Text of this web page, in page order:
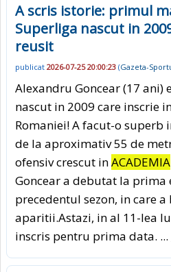
A scris istorie: primul
Superliga nascut in
reusit
publicat 2026-07-25 20:00:23 (Gazeta-
Alexandru Goncear (17
nascut in 2009 care inscrie
Romaniei! A facut-o superb
de la aproximativ 55 de
ofensiv crescut inACADEMIA
Goncear a debutat la prima
precedentul sezon, in care
aparitii.Astazi, in al 11-lea
inscris pentru prima data. ...